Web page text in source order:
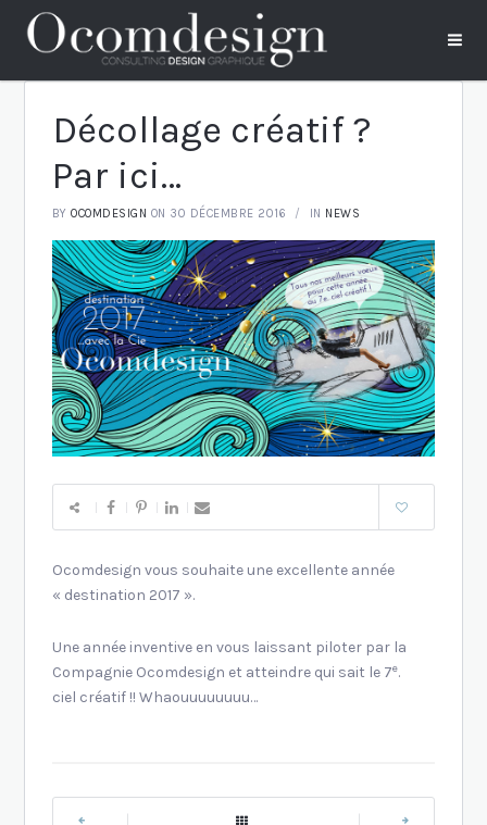
Décollage créatif ?
Par ici…
BYOCOMDESIGN ON 30 DÉCEMBRE 2016 IN NEWS
Ocomdesign vous souhaite une excellente année
« destination 2017 ».
Une année inventive en vous laissant piloter par la
Compagnie Ocomdesign et atteindre qui sait le 7e.
ciel créatif !! Whaouuuuuuuu…